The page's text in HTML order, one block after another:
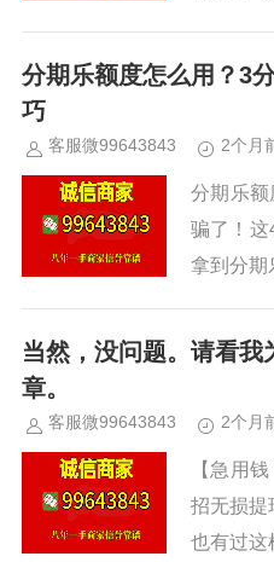
这篇教
分期乐额度怎么用？3
巧
客服微99643843 2个月
分期乐额
骗了！这
拿到分期
金融平台
当然，没问题。请看
章。
客服微99643843 2个月
【急用
招无损提
也有过这